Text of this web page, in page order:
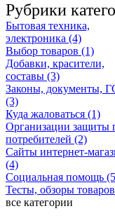
Рубрики
Бытовая техника,
электроника (4)
Выбор товаров (1)
Добавки, красители,
составы (3)
Законы, документы,
(3)
Куда жаловаться (1)
Организации защиты
потребителей (2)
Сайты интернет-
(4)
Социальная помощь
Тесты, обзоры
все категории